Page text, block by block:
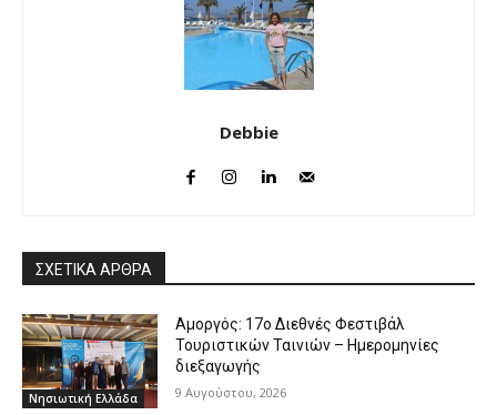
Debbie
ΣΧΕΤΙΚΑ ΑΡΘΡΑ
Νησιωτική Ελλάδα
Αμοργός: 17ο Διεθνές Φεστιβάλ
Τουριστικών Ταινιών – Ημερομηνίες
διεξαγωγής
9 Αυγούστου, 2026